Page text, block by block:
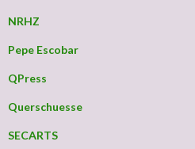
NRHZ
Pepe Escobar
QPress
Querschuesse
SECARTS